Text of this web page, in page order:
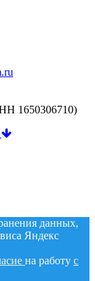
1650306710)
данных,
Яндекс
на работу с